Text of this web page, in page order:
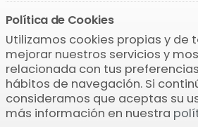
Descarga la APP
Política de Cookies
Utilizamos cookies propias y de
mejorar nuestros servicios y
relacionada con tus
hábitos de navegación. Si
consideramos que aceptas su
más información en nuestra